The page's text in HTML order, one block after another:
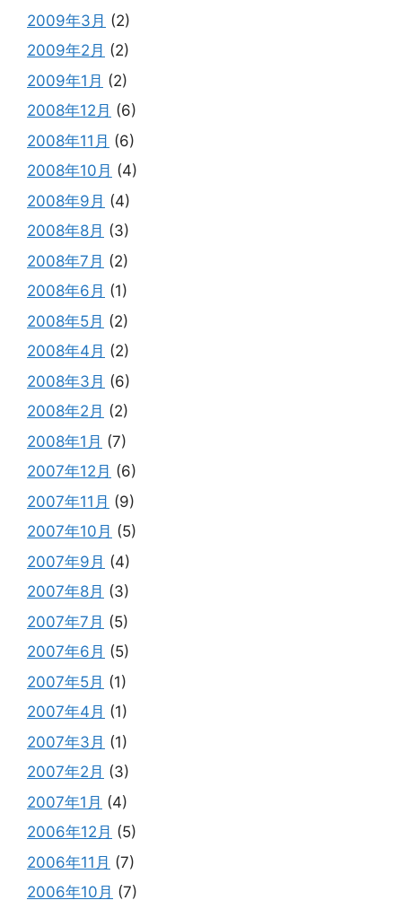
2009年3月 (2)
2009年2月 (2)
2009年1月 (2)
2008年12月 (6)
2008年11月 (6)
2008年10月 (4)
2008年9月 (4)
2008年8月 (3)
2008年7月 (2)
2008年6月 (1)
2008年5月 (2)
2008年4月 (2)
2008年3月 (6)
2008年2月 (2)
2008年1月 (7)
2007年12月 (6)
2007年11月 (9)
2007年10月 (5)
2007年9月 (4)
2007年8月 (3)
2007年7月 (5)
2007年6月 (5)
2007年5月 (1)
2007年4月 (1)
2007年3月 (1)
2007年2月 (3)
2007年1月 (4)
2006年12月 (5)
2006年11月 (7)
2006年10月 (7)